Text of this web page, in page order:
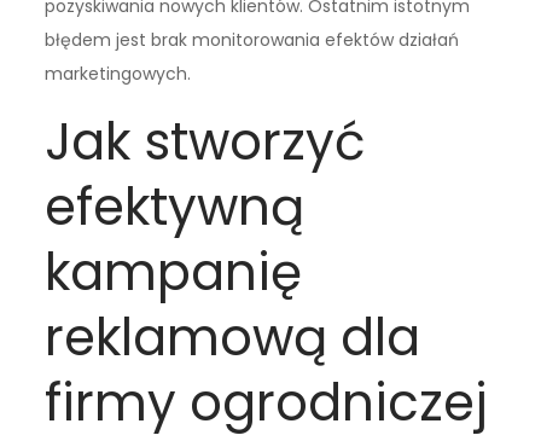
pozyskiwania nowych klientów. Ostatnim istotnym
błędem jest brak monitorowania efektów działań
marketingowych.
Jak stworzyć
efektywną
kampanię
reklamową dla
firmy ogrodniczej